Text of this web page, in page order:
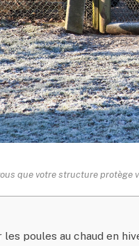
que votre structure protège
poules au chaud en